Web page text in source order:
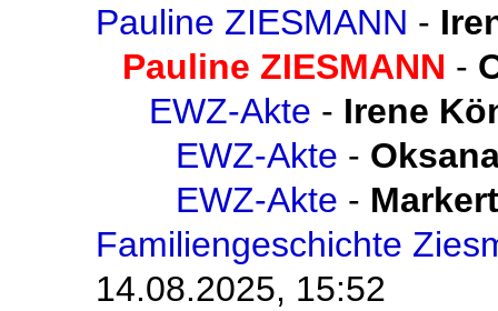
Pauline ZIESMANN -
Pauline ZIESMANN -
EWZ-Akte - Irene
EWZ-Akte -
EWZ-Akte -
Familiengeschichte
14.08.2025, 15:52